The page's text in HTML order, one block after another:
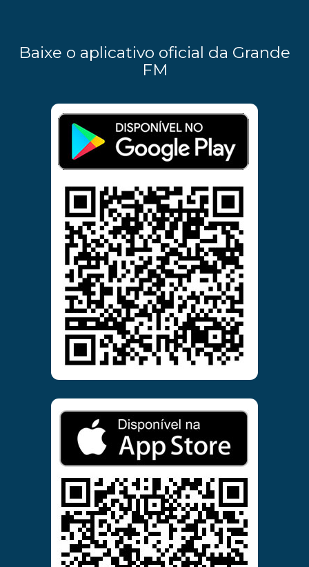
Baixe o aplicativo oficial da Grande
FM